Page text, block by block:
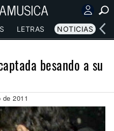
LETRAS NOTICIAS
besando a su
2011